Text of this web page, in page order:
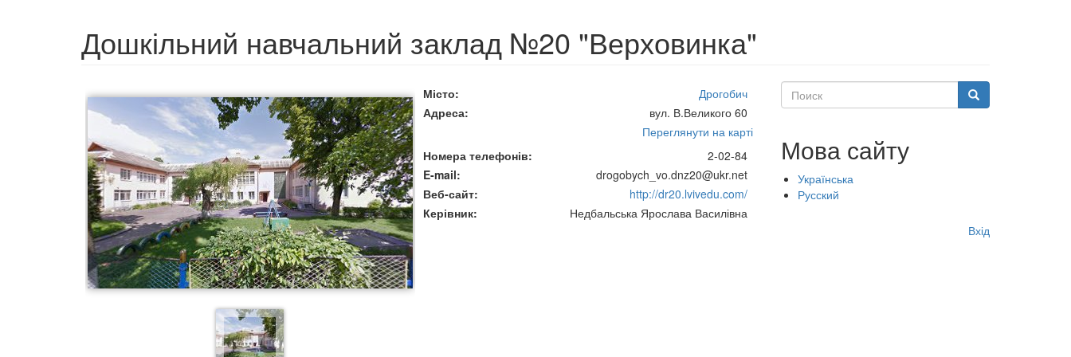
Дошкільний навчальний заклад №20 "Верховинка"
Місто
Дрогобич
Адреса
вул. В.Великого 60
Переглянути на карті
Номера телефонів
2-02-84
E-mail
drogobych_vo.dnz20@ukr.net
Веб-сайт
http://dr20.lvivedu.com/
Керівник
Недбальська Ярослава Василівна
Поиск Поиск
Мова сайту
Українська
Русский
Вхід